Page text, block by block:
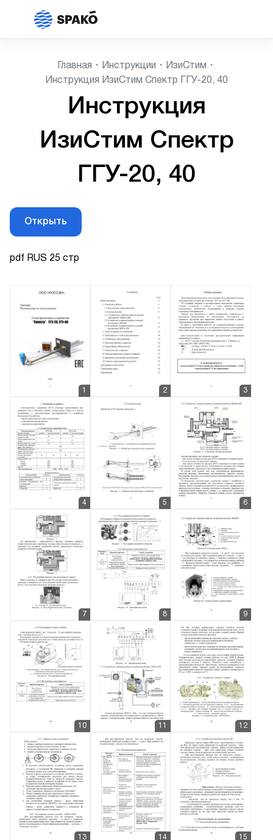
Главная Инструкции
ИзиСтим
Инструкция ИзиСтим Спектр ГГУ-20, 40
Инструкция
ИзиСтим Спектр
ГГУ-20, 40
Открыть
pdf RUS 25 стр